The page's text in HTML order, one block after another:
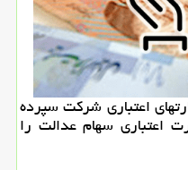
اعتباری شرکت سپرده
اعتباری سهام عدالت را